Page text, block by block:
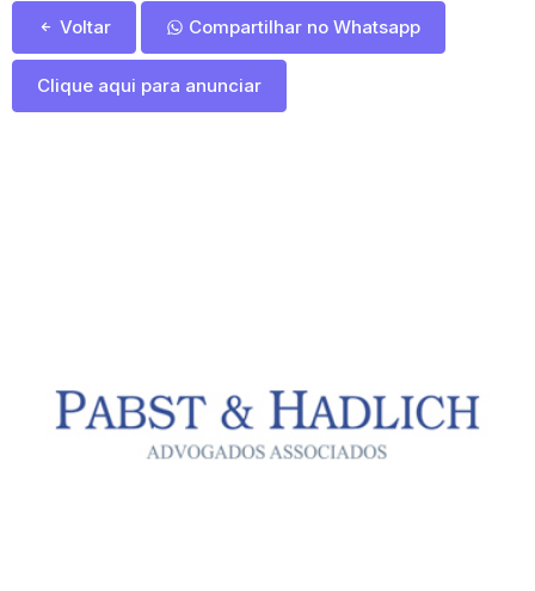
Voltar Compartilhar no Whatsapp
Clique aqui para anunciar